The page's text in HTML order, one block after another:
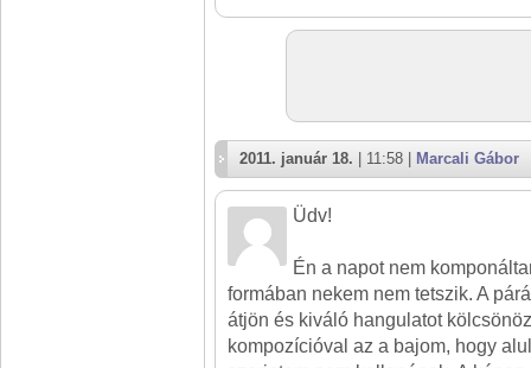
2011. január 18. | 11:58 | Marcali Gábor
Üdv!
Én a napot nem
formában nekem nem tetszik. A
átjön és kiváló hangulatot
kompozícióval az a bajom, hogy